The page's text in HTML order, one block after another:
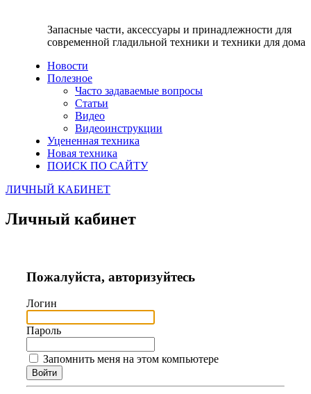
Запасные части, аксессуары и принадлежности для
современной гладильной техники и техники для дома
Новости
Полезное
Часто задаваемые вопросы
Статьи
Видео
Видеоинструкции
Уцененная техника
Новая техника
ПОИСК ПО САЙТУ
ЛИЧНЫЙ КАБИНЕТ
Личный кабинет
Пожалуйста, авторизуйтесь
Логин
Пароль
Запомнить меня на этом компьютере